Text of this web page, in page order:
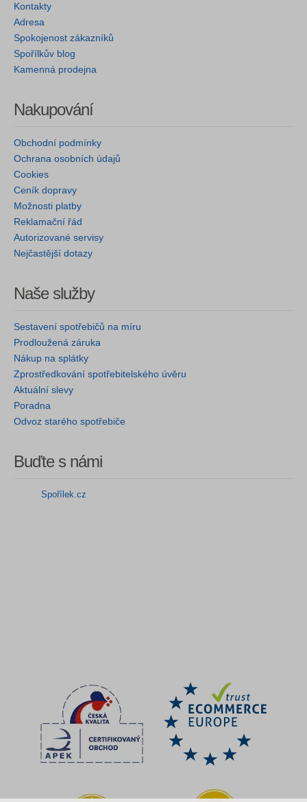
Kontakty
Adresa
Spokojenost zákazníků
Spořílkův blog
Kamenná prodejna
Nakupování
Obchodní podmínky
Ochrana osobních údajů
Cookies
Ceník dopravy
Možnosti platby
Reklamační řád
Autorizované servisy
Nejčastější dotazy
Naše služby
Sestavení spotřebičů na míru
Prodloužená záruka
Nákup na splátky
Zprostředkování spotřebitelského úvěru
Aktuální slevy
Poradna
Odvoz starého spotřebiče
Buďte s námi
Spořílek.cz